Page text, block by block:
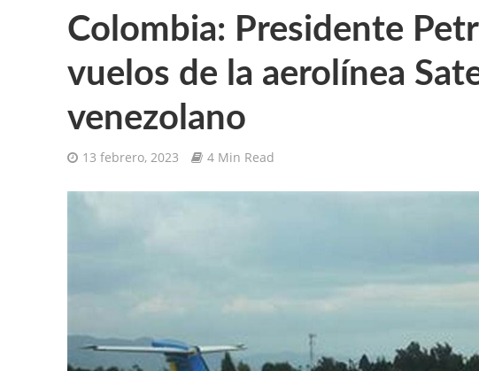
Colombia: Presidente
vuelos de la aerolínea
venezolano
13 febrero, 2023 4 Min Read